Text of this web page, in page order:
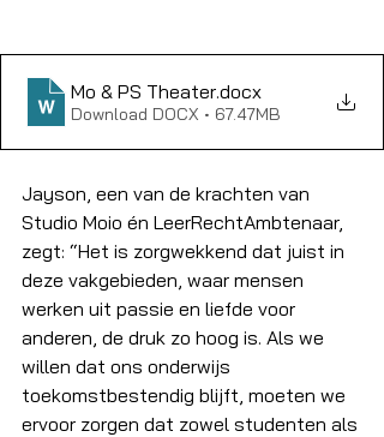
Mo & PS Theater.docx
Download DOCX • 67.47MB
Jayson, een van de krachten van
Studio Moio én LeerRechtAmbtenaar,
zegt: “Het is zorgwekkend dat juist in
deze vakgebieden, waar mensen
werken uit passie en liefde voor
anderen, de druk zo hoog is. Als we
willen dat ons onderwijs
toekomstbestendig blijft, moeten we
ervoor zorgen dat zowel studenten als